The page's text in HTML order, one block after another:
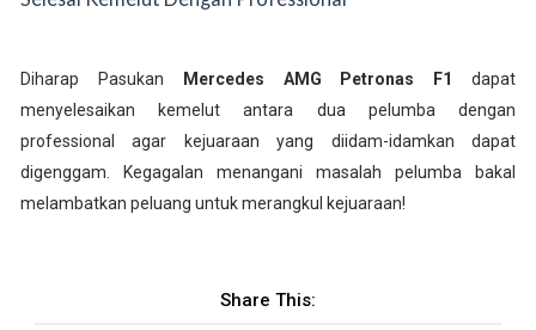
Diharap Pasukan Mercedes AMG Petronas F1dapat
menyelesaikan kemelut antara dua pelumba dengan
professional agar kejuaraan yang diidam-idamkan dapat
digenggam. Kegagalan menangani masalah pelumba bakal
melambatkan peluang untuk merangkul kejuaraan!
Share This: